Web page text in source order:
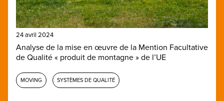
24 avril 2024
Analyse de la mise en œuvre de la Mention Facultative
de Qualité « produit de montagne » de l’UE
MOVING SYSTÈMES DE QUALITÉ